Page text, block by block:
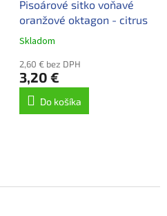
Pisoárové sitko voňavé
oranžové oktagon - citrus
Skladom
2,60 € bez DPH
3,20 €
Do košíka